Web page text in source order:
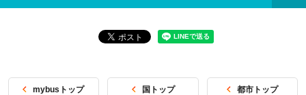
mybusトップ 国トップ 都市トップ